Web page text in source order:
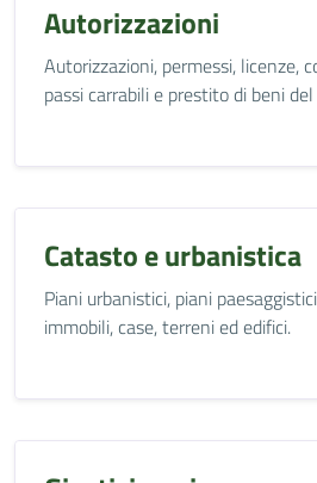
Autorizzazioni
Autorizzazioni, permessi, licenze,
passi carrabili e prestito di beni
Catasto e urbanistica
Piani urbanistici, piani
immobili, case, terreni ed edifici.